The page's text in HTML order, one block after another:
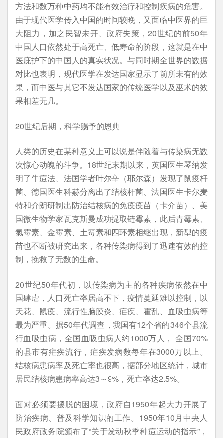
方法和数万种中药均不能有效治疗和控制疾病的危害。
由于现代医学传入中国的时间较晚，又面临中医界的巨
大阻力，加之民智未开、政府失策，20世纪的前50年
中国人口依然处于高死亡、低寿命的阶段，这就是在中
医庇护下的中国人的真实状况。与同时期全世界的数据
对比也表明，现代医学在发达国家显示了前所未有的效
果，而中医与其它不发达国家的传统医学以及巫术的效
果相差无几。
20世纪后期，科学赐予的恩典
人类的历史在某种意义上可以说是伴随着与传染病无数
次惊心动魄的斗争。18世纪末期以来，英国医生琴纳发
明了牛痘法、法国学者叶尔辛（耶尔森）发现了鼠疫杆
菌、德国医生科赫分离出了结核杆菌、法国医生卡尔麦
特和介朗研制出防治结核病的免疫疫苗（卡介苗）、美
国微生物学家瓦克斯曼成功提取链霉素，此后青霉素、
氯霉素、金霉素、土霉素和四环素相继出现，新型的疫
苗也不断被研究出来，各种传染病得到了迅速有效的控
制，挽救了无数的生命。
20世纪50年代初，以传染病为主的各种疾病依然在中
国肆虐，人口死亡率居高不下，疫情蔓延难以控制，以
天花、鼠疫、流行性脑膜炎、疟疾、霍乱、血吸虫病等
最为严重。据50年代调查，我国有12个省的346个县流
行血吸虫病，全国血吸虫病人约1000万人， 全国70%
的县市有疟疾流行，疟疾发病数每年在3000万以上。
结核病患病率及死亡率也很高，据部分地区统计，城市
居民结核病患病率高达3～9%，死亡率达2.5%。
面对必须要摆脱的困境，政府自1950年起大力开展了
防治疾病、普及科学知识的工作。1950年10月中央人
民政府政务院颁布了“关于发动秋季种痘运动的指示”，